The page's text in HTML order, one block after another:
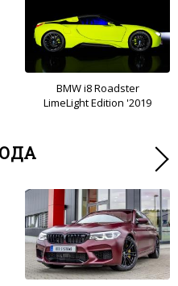
BMW i8 Roadster
LimeLight Edition '2019